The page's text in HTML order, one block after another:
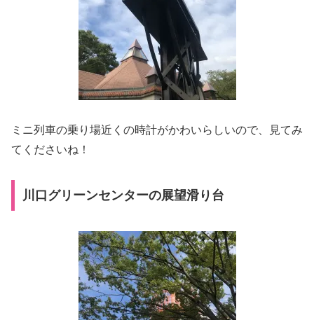
ミニ列車の乗り場近くの時計がかわいらしいので、見てみ
てくださいね！
川口グリーンセンターの展望滑り台